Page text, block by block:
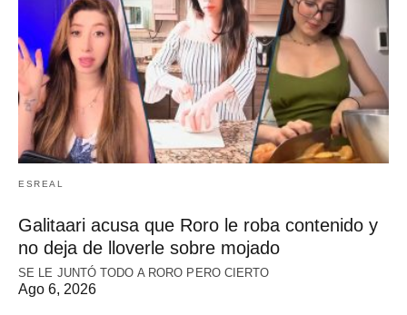
ESREAL
Galitaari acusa que Roro le roba contenido y
no deja de lloverle sobre mojado
SE LE JUNTÓ TODO A RORO PERO CIERTO
Ago 6, 2026